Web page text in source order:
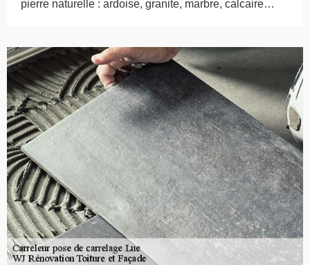
pierre naturelle : ardoise, granite, marbre, calcaire…